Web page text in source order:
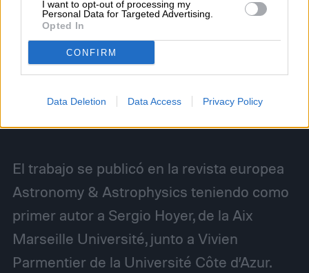
I want to opt-out of processing my
Personal Data for Targeted Advertising.
Opted In
CONFIRM
Data Deletion Data Access Privacy Policy
El trabajo se publicó en la revista europea
Astronomy & Astrophysics teniendo como
primer autor a Sergio Hoyer, de la Aix
Marseille Université, junto a Vivien
Parmentier de la Université Côte d’Azur.